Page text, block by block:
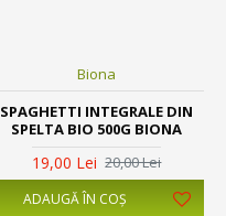
Biona
SPAGHETTI INTEGRALE DIN
SPELTA BIO 500G BIONA
19,00 Lei 20,00 Lei
ADAUGĂ ÎN COŞ